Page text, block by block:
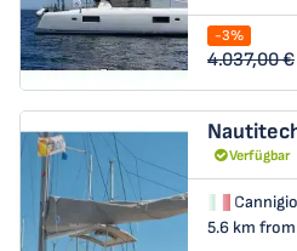
-3%
4.037,00 €
Verfügbar
5.6 km